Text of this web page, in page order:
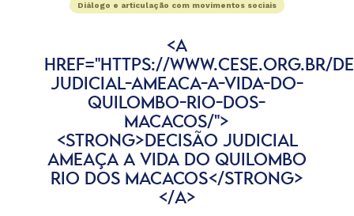
Diálogo e articulação com movimentos sociais
<A
HREF="HTTPS://WWW.CESE.ORG.BR/
JUDICIAL-AMEACA-A-VIDA-DO-
QUILOMBO-RIO-DOS-
MACACOS/">
<STRONG>DECISÃO JUDICIAL
AMEAÇA A VIDA DO QUILOMBO
RIO DOS MACACOS</STRONG>
</A>